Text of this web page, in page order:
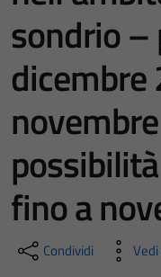
sondrio –
dicembre
fino a
Condividi